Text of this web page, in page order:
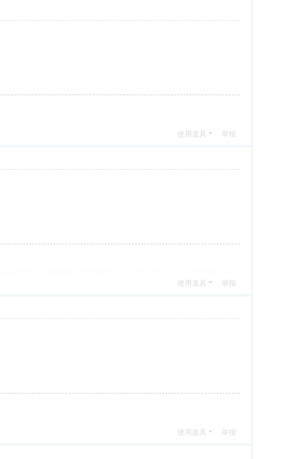
使用道具 举报
使用道具 举报
使用道具 举报